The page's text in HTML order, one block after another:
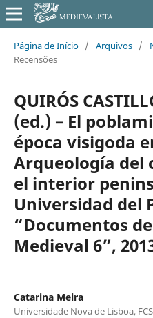
Página de Início / Arquivos /
Recensões
QUIRÓS
(ed.) – El
época visigoda
Arqueología del
el interior
Universidad del
“Documentos
Medieval 6”,
Catarina Meira
Universidade Nova de Lisboa,